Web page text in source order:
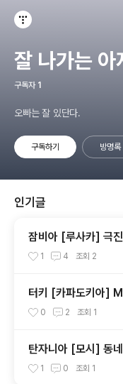
잘 나가는 아
구독자 1
오빠는 잘 있단다.
구독하기 방명록
인기글
잠비아 [루사카] 극
1 4 조회 2
터키 [카파도키아]
0 2 조회 1
탄자니아 [모시] 동
1 0 조회 1